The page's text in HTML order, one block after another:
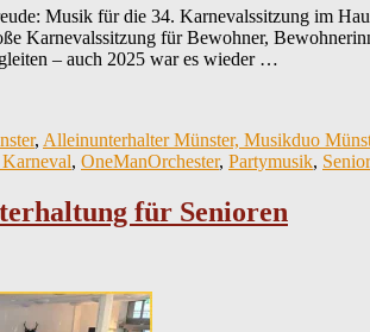
Musik für die 34. Karnevalssitzung im
Karnevalssitzung für Bewohner,
– auch 2025 war es wieder …
, Alleinunterhalter Münster, Musikduo
, OneManOrchester, Partymusik,
für Senioren